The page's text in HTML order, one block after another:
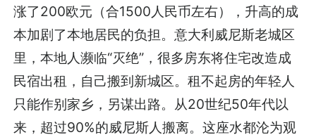
涨了200欧元（合1500人民币左右），升高的成
本加剧了本地居民的负担。意大利威尼斯老城区
里，本地人濒临“灭绝”，很多房东将住宅改造成
民宿出租，自己搬到新城区。租不起房的年轻人
只能作别家乡，另谋出路。从20世纪50年代以
来，超过90%的威尼斯人搬离。这座水都沦为观